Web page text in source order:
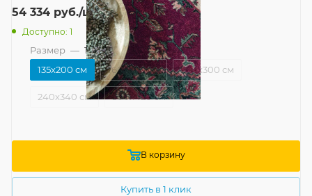
54 334 руб./шт
Доступно: 1
Размер — 135x200 см
135x200 см
160x240 см 200x300 см
240x340 см 300x420 см
В корзину
Купить в 1 клик